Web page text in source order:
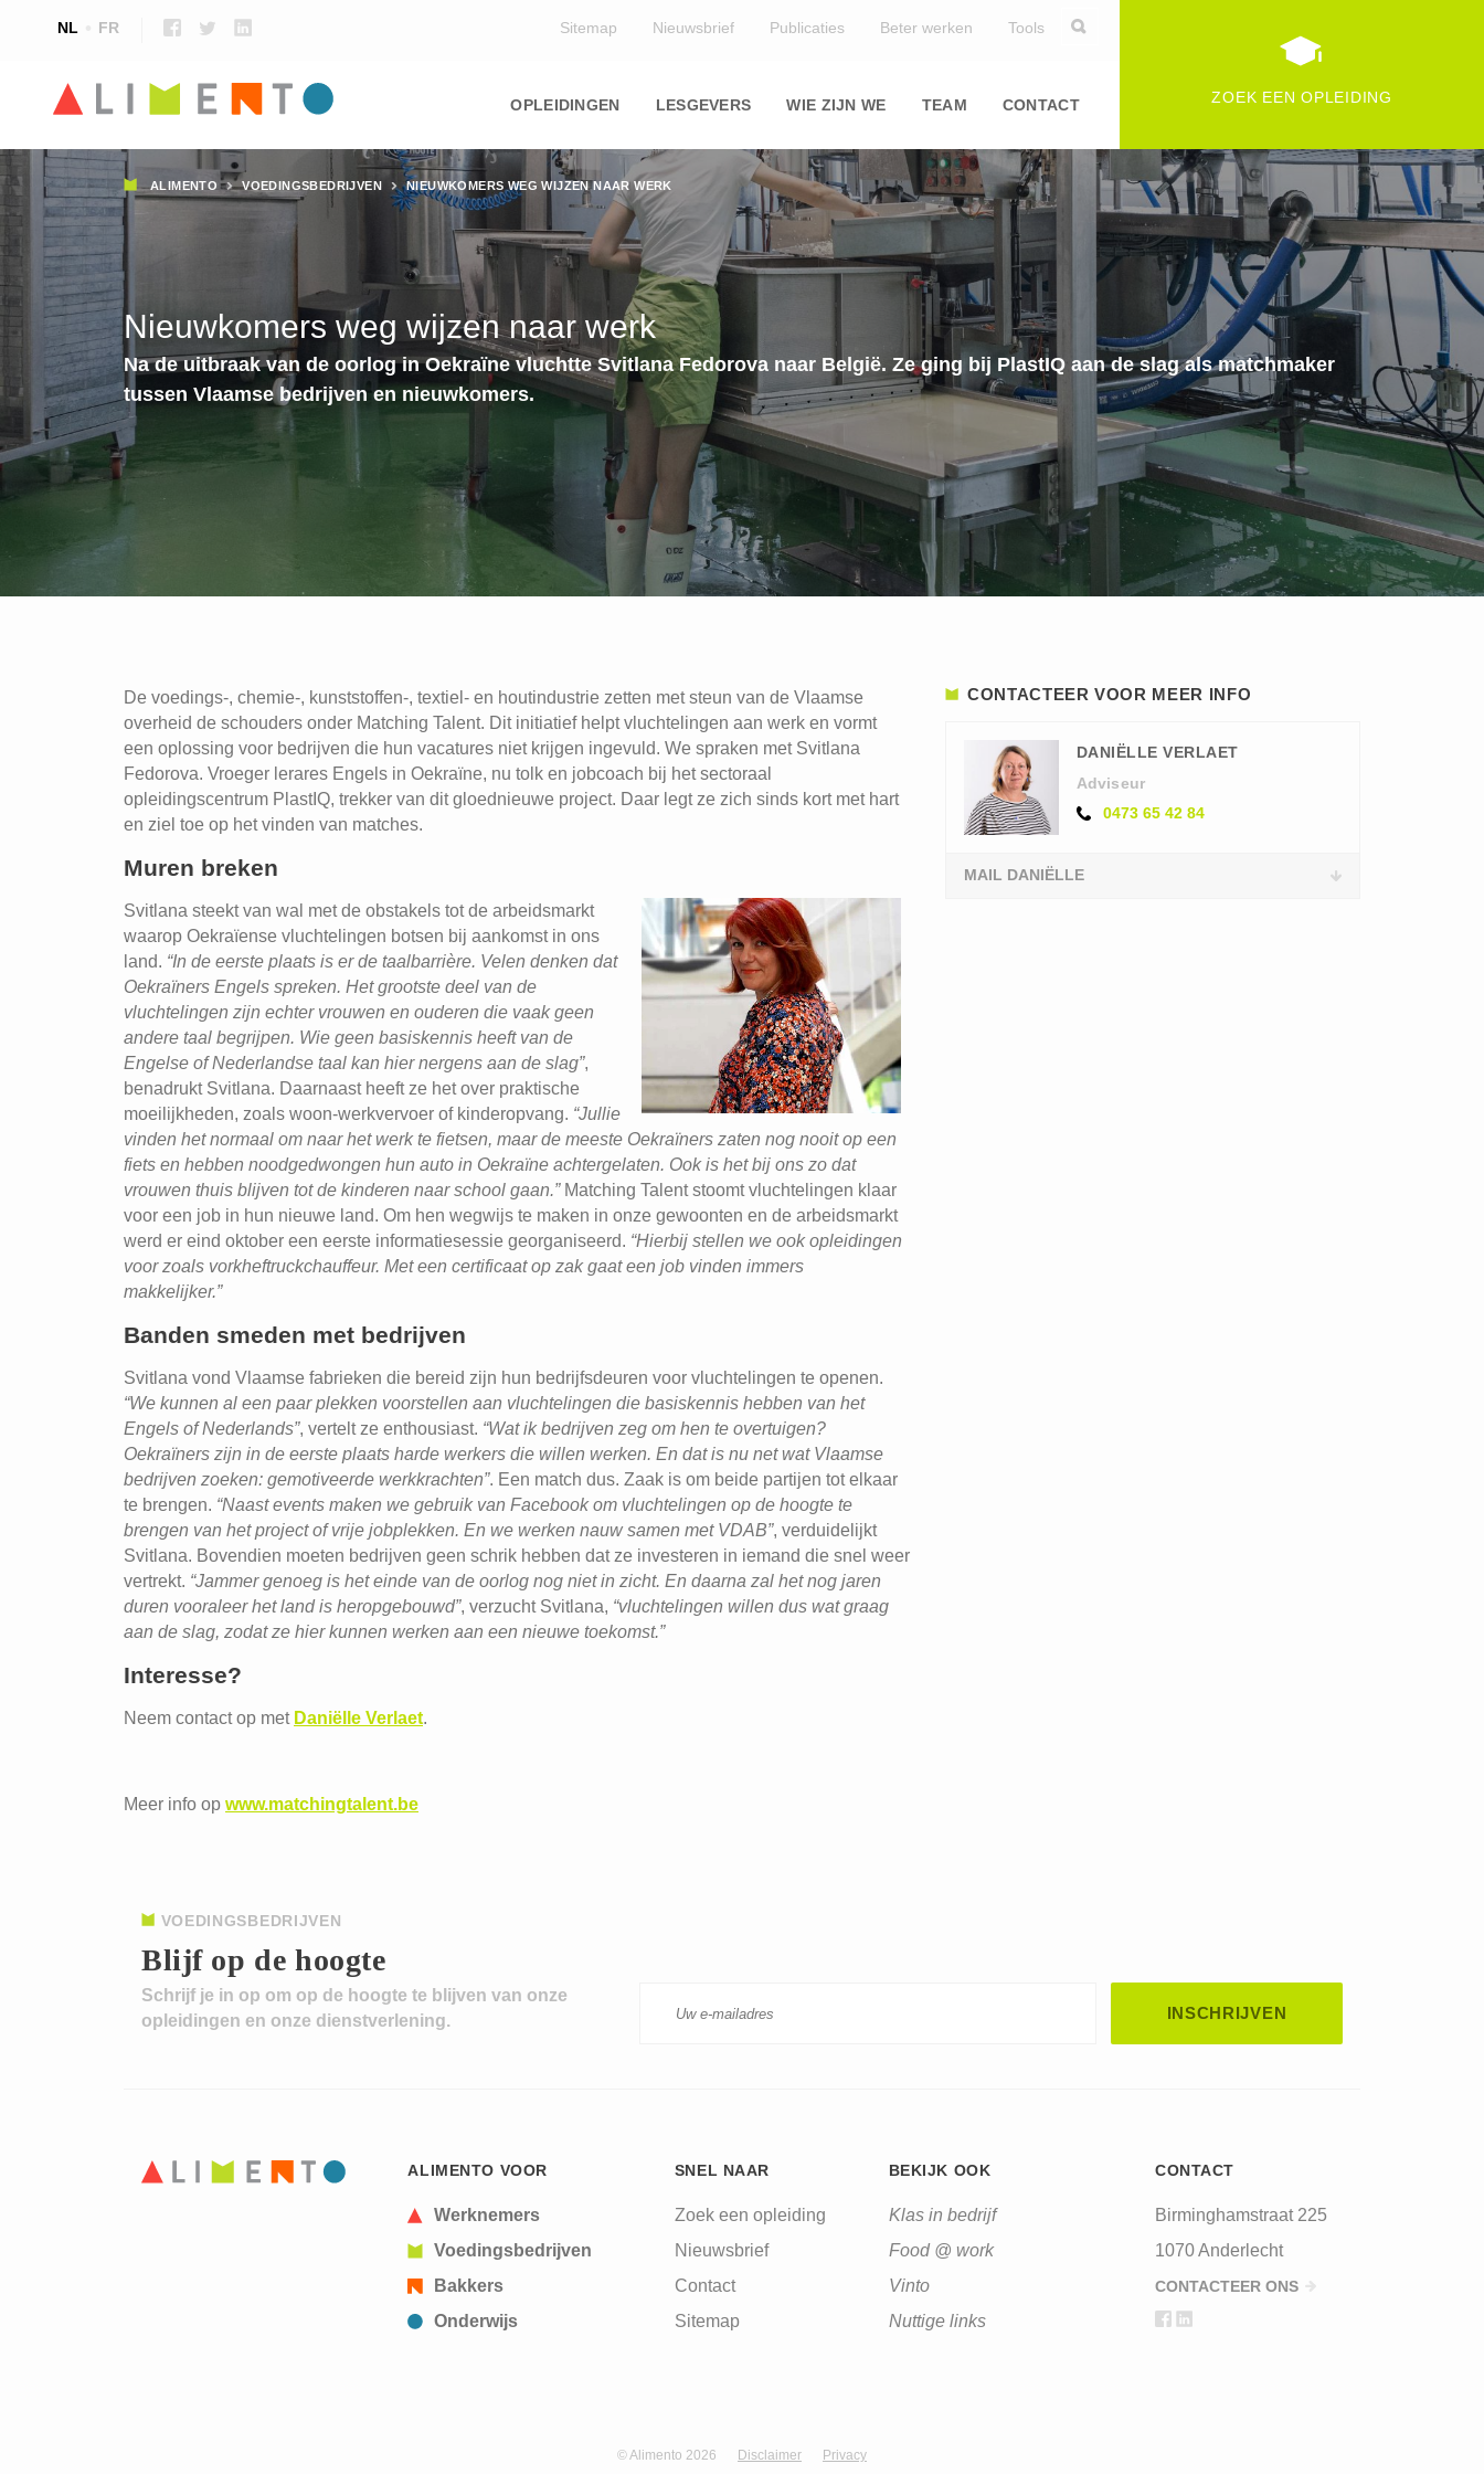
NL FR Sitemap Nieuwsbrief Publicaties Beter werken Tools
navigation
OPLEIDINGEN LESGEVERS WIE ZIJN WE TEAM CONTACT ZOEK EEN OPLEIDING
Kruimelpad
ALIMENTO VOEDINGSBEDRIJVEN NIEUWKOMERS WEG WIJZEN NAAR WERK
Nieuwkomers weg wijzen naar werk
Na de uitbraak van de oorlog in Oekraïne vluchtte Svitlana Fedorova naar België. Ze ging bij PlastIQ aan de slag als matchmaker
tussen Vlaamse bedrijven en nieuwkomers.
De voedings-, chemie-, kunststoffen-, textiel- en houtindustrie zetten met steun van de Vlaamse
overheid de schouders onder Matching Talent. Dit initiatief helpt vluchtelingen aan werk en vormt
een oplossing voor bedrijven die hun vacatures niet krijgen ingevuld. We spraken met Svitlana
Fedorova. Vroeger lerares Engels in Oekraïne, nu tolk en jobcoach bij het sectoraal
opleidingscentrum PlastIQ, trekker van dit gloednieuwe project. Daar legt ze zich sinds kort met hart
en ziel toe op het vinden van matches.
Muren breken
Svitlana steekt van wal met de obstakels tot de arbeidsmarkt
waarop Oekraïense vluchtelingen botsen bij aankomst in ons
land. “In de eerste plaats is er de taalbarrière. Velen denken dat
Oekraïners Engels spreken. Het grootste deel van de
vluchtelingen zijn echter vrouwen en ouderen die vaak geen
andere taal begrijpen. Wie geen basiskennis heeft van de
Engelse of Nederlandse taal kan hier nergens aan de slag”,
benadrukt Svitlana. Daarnaast heeft ze het over praktische
moeilijkheden, zoals woon-werkvervoer of kinderopvang. “Jullie
vinden het normaal om naar het werk te fietsen, maar de meeste Oekraïners zaten nog nooit op een
fiets en hebben noodgedwongen hun auto in Oekraïne achtergelaten. Ook is het bij ons zo dat
vrouwen thuis blijven tot de kinderen naar school gaan.”Matching Talent stoomt vluchtelingen klaar
voor een job in hun nieuwe land. Om hen wegwijs te maken in onze gewoonten en de arbeidsmarkt
werd er eind oktober een eerste informatiesessie georganiseerd. “Hierbij stellen we ook opleidingen
voor zoals vorkheftruckchauffeur. Met een certificaat op zak gaat een job vinden immers
makkelijker.”
Banden smeden met bedrijven
Svitlana vond Vlaamse fabrieken die bereid zijn hun bedrijfsdeuren voor vluchtelingen te openen.
“We kunnen al een paar plekken voorstellen aan vluchtelingen die basiskennis hebben van het
Engels of Nederlands”, vertelt ze enthousiast. “Wat ik bedrijven zeg om hen te overtuigen?
Oekraïners zijn in de eerste plaats harde werkers die willen werken. En dat is nu net wat Vlaamse
bedrijven zoeken: gemotiveerde werkkrachten”. Een match dus. Zaak is om beide partijen tot elkaar
te brengen. “Naast events maken we gebruik van Facebook om vluchtelingen op de hoogte te
brengen van het project of vrije jobplekken. En we werken nauw samen met VDAB”, verduidelijkt
Svitlana. Bovendien moeten bedrijven geen schrik hebben dat ze investeren in iemand die snel weer
vertrekt. “Jammer genoeg is het einde van de oorlog nog niet in zicht. En daarna zal het nog jaren
duren vooraleer het land is heropgebouwd”, verzucht Svitlana, “vluchtelingen willen dus wat graag
aan de slag, zodat ze hier kunnen werken aan een nieuwe toekomst.”
Interesse?
Neem contact op met Daniëlle Verlaet.
Meer info op www.matchingtalent.be
CONTACTEER VOOR MEER INFO
DANIËLLE VERLAET
Adviseur
0473 65 42 84
MAIL DANIËLLE
Blijf op de hoogte
VOEDINGSBEDRIJVEN
Schrijf je in op om op de hoogte te blijven van onze
opleidingen en onze dienstverlening.
ALIMENTO VOOR
Werknemers
Voedingsbedrijven
Bakkers
Onderwijs
SNEL NAAR
Zoek een opleiding
Nieuwsbrief
Contact
Sitemap
BEKIJK OOK
Klas in bedrijf
Food @ work
Vinto
Nuttige links
CONTACT
Birminghamstraat 225
1070 Anderlecht
CONTACTEER ONS
© Alimento 2026 Disclaimer Privacy